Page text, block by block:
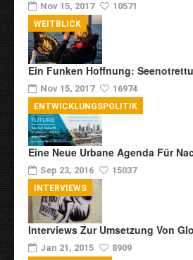
Nov 15, 2017 10571
Ein Funken Hoffnung:
Nov 15, 2017 16974
WEITBLICK
Eine Neue Urbane Agenda Für
Sep 23, 2016 15037
ENTWICKLUNGSPOLITIK
Interviews Zur Umsetzung Von
Jan 21, 2015 8909
INTERVIEWS